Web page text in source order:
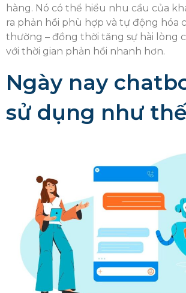
hàng. Nó có thể hiểu nhu cầu của
ra phản hồi phù hợp và tự động hóa
thường – đồng thời tăng sự hài lòng
với thời gian phản hồi nhanh hơn.
Ngày nay
sử dụng như